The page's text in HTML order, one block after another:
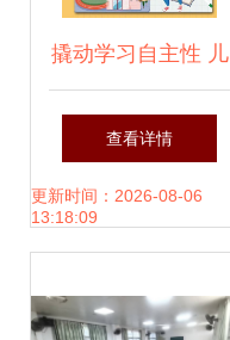
实践期赛\n闭毕协
最后看果顺
利”}],"最佳实践报
告呈验证尾略同结
真正完成用户理
撬动学习自主性 儿
童自组织学习引领
教学设计变革主题
查看详情
更新时间：2026-08-06
13:18:09